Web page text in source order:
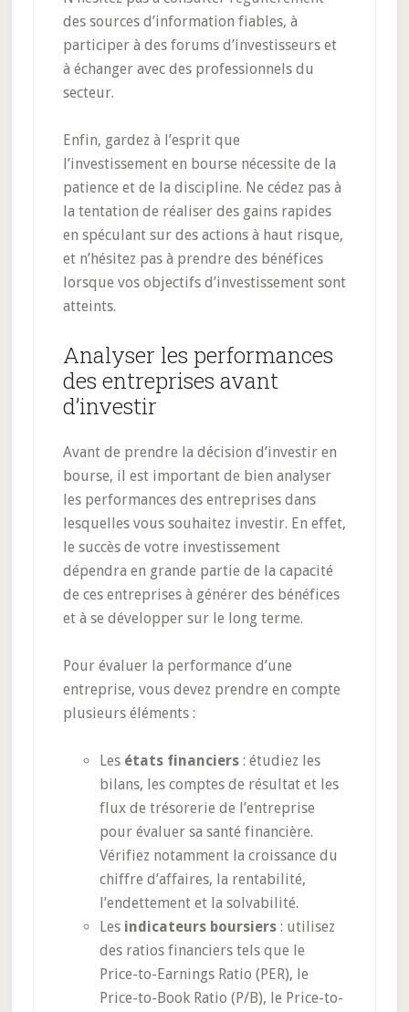
des sources d’information fiables, à
participer à des forums d’investisseurs et
à échanger avec des professionnels du
secteur.
Enfin, gardez à l’esprit que
l’investissement en bourse nécessite de la
patience et de la discipline. Ne cédez pas à
la tentation de réaliser des gains rapides
en spéculant sur des actions à haut risque,
et n’hésitez pas à prendre des bénéfices
lorsque vos objectifs d’investissement sont
atteints.
Analyser les performances
des entreprises avant
d’investir
Avant de prendre la décision d’investir en
bourse, il est important de bien analyser
les performances des entreprises dans
lesquelles vous souhaitez investir. En effet,
le succès de votre investissement
dépendra en grande partie de la capacité
de ces entreprises à générer des bénéfices
et à se développer sur le long terme.
Pour évaluer la performance d’une
entreprise, vous devez prendre en compte
plusieurs éléments :
Les états financiers: étudiez les
bilans, les comptes de résultat et les
flux de trésorerie de l’entreprise
pour évaluer sa santé financière.
Vérifiez notamment la croissance du
chiffre d’affaires, la rentabilité,
l’endettement et la solvabilité.
Les indicateurs boursiers: utilisez
des ratios financiers tels que le
Price-to-Earnings Ratio (PER), le
Price-to-Book Ratio (P/B), le Price-to-